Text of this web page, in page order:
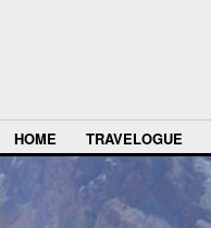
HOME TRAVELOGUE